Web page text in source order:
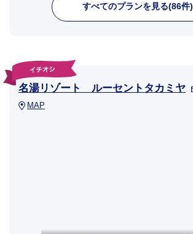
すべてのプランを見る(86件)
名湯リゾート ルーセントタカミヤ
MAP